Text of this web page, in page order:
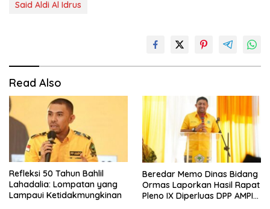
Said Aldi Al Idrus
Read Also
Refleksi 50 Tahun Bahlil
Lahadalia: Lompatan yang
Lampaui Ketidakmungkinan
Beredar Memo Dinas Bidang
Ormas Laporkan Hasil Rapat
Pleno IX Diperluas DPP AMPI